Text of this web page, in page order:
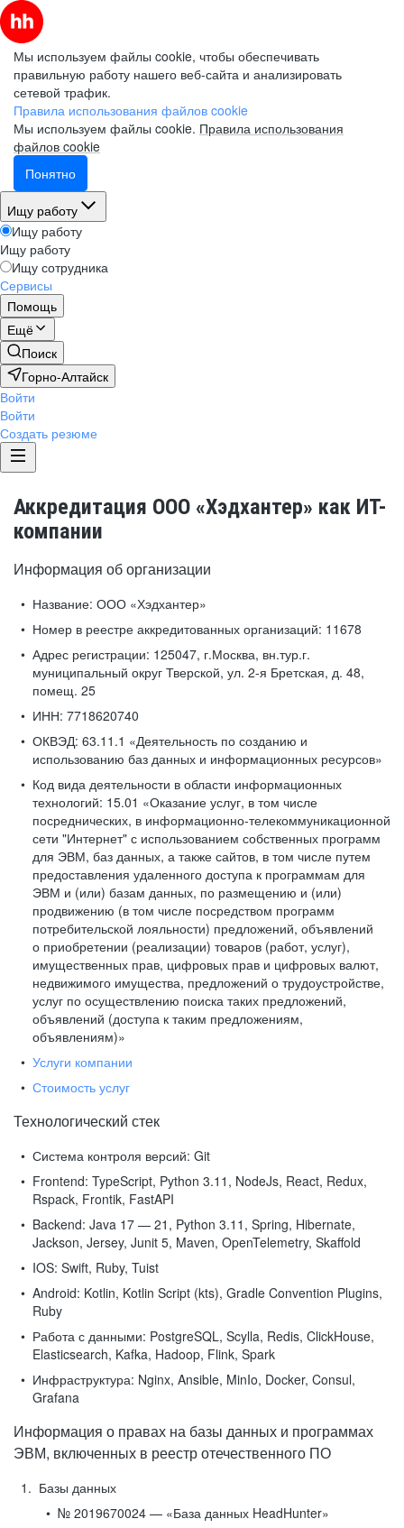
Мы используем файлы cookie, чтобы обеспечивать
правильную работу нашего веб-сайта и анализировать
сетевой трафик.
Правила использования файлов cookie
Мы используем файлы cookie. Правила использования
файлов cookie
Понятно
Ищу работу
Ищу работу
Ищу работу
Ищу сотрудника
Сервисы
Помощь
Ещё
Поиск
Горно-Алтайск
Войти
Войти
Создать резюме
Аккредитация ООО «Хэдхантер» как ИТ-
компании
Информация об организации
Название: ООО «Хэдхантер»
Номер в реестре аккредитованных организаций: 11678
Адрес регистрации: 125047, г.Москва, вн.тур.г.
муниципальный округ Тверской, ул. 2-я Бретская, д. 48,
помещ. 25
ИНН: 7718620740
ОКВЭД: 63.11.1 «Деятельность по созданию и
использованию баз данных и информационных ресурсов»
Код вида деятельности в области информационных
технологий: 15.01 «Оказание услуг, в том числе
посреднических, в информационно-телекоммуникационной
сети "Интернет" с использованием собственных программ
для ЭВМ, баз данных, а также сайтов, в том числе путем
предоставления удаленного доступа к программам для
ЭВМ и (или) базам данных, по размещению и (или)
продвижению (в том числе посредством программ
потребительской лояльности) предложений, объявлений
о приобретении (реализации) товаров (работ, услуг),
имущественных прав, цифровых прав и цифровых валют,
недвижимого имущества, предложений о трудоустройстве,
услуг по осуществлению поиска таких предложений,
объявлений (доступа к таким предложениям,
объявлениям)»
Услуги компании
Стоимость услуг
Технологический стек
Система контроля версий: Git
Frontend: TypeScript, Python 3.11, NodeJs, React, Redux,
Rspack, Frontik, FastAPI
Backend: Java 17 — 21, Python 3.11, Spring, Hibernate,
Jackson, Jersey, Junit 5, Maven, OpenTelemetry, Skaffold
IOS: Swift, Ruby, Tuist
Android: Kotlin, Kotlin Script (kts), Gradle Convention Plugins,
Ruby
Работа с данными: PostgreSQL, Scylla, Redis, ClickHouse,
Elasticsearch, Kafka, Hadoop, Flink, Spark
Инфраструктура: Nginx, Ansible, MinIo, Docker, Consul,
Grafana
Информация о правах на базы данных и программах
ЭВМ, включенных в реестр отечественного ПО
Базы данных
№ 2019670024 — «База данных HeadHunter»